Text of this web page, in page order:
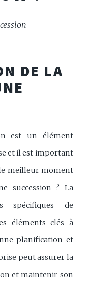
DE LA
est un élément
et il est important
meilleur moment
succession ? La
spécifiques de
éléments clés à
planification et
peut assurer la
et maintenir son